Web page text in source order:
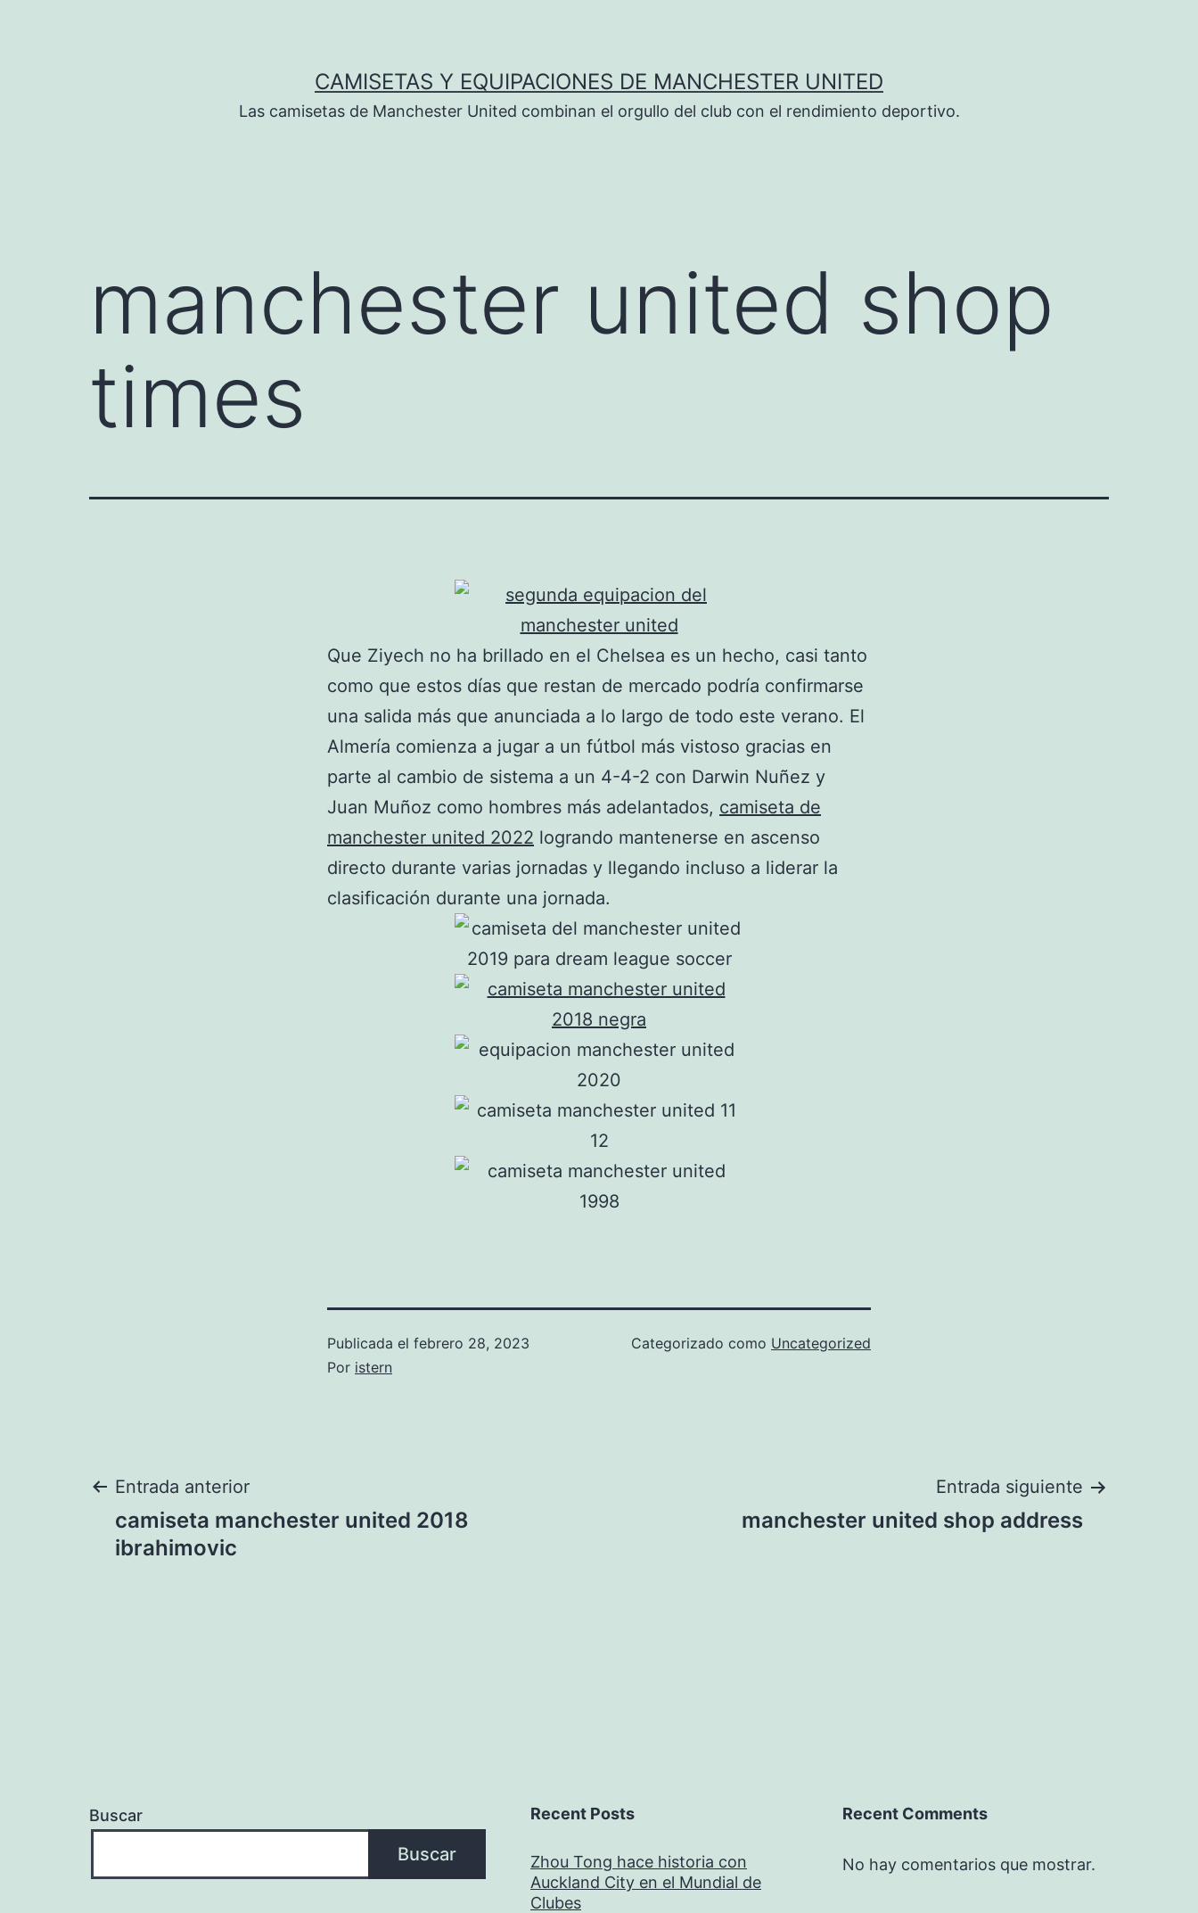
CAMISETAS Y EQUIPACIONES DE MANCHESTER UNITED
Las camisetas de Manchester United combinan el orgullo del club con el rendimiento deportivo.
manchester united shop
times
Que Ziyech no ha brillado en el Chelsea es un hecho, casi tanto
como que estos días que restan de mercado podría confirmarse
una salida más que anunciada a lo largo de todo este verano. El
Almería comienza a jugar a un fútbol más vistoso gracias en
parte al cambio de sistema a un 4-4-2 con Darwin Nuñez y
Juan Muñoz como hombres más adelantados, camiseta de
manchester united 2022 logrando mantenerse en ascenso
directo durante varias jornadas y llegando incluso a liderar la
clasificación durante una jornada.
Publicada el febrero 28, 2023
Por istern
Categorizado como Uncategorized
Navegación
de
Entrada anterior
camiseta manchester united 2018
ibrahimovic
Entrada siguiente
manchester united shop address
Buscar
Buscar
Recent Posts
Zhou Tong hace historia con
Auckland City en el Mundial de
Clubes
Recent Comments
No hay comentarios que mostrar.